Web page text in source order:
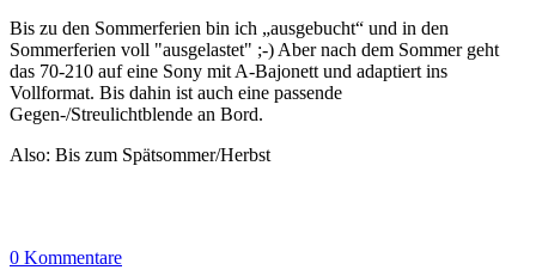
Bis zu den Sommerferien bin ich „ausgebucht“ und in den
Sommerferien voll "ausgelastet" ;-) Aber nach dem Sommer geht
das 70-210 auf eine Sony mit A-Bajonett und adaptiert ins
Vollformat. Bis dahin ist auch eine passende
Gegen-/Streulichtblende an Bord.
Also: Bis zum Spätsommer/Herbst
0 Kommentare